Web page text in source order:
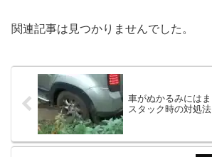
関連記事は見つかりませんでした。
車がぬかるみには
スタック時の対処